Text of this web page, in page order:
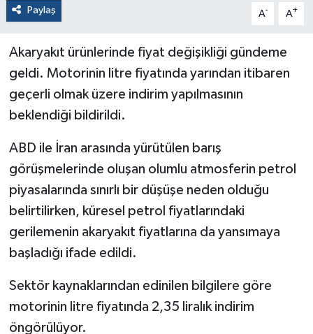
Paylaş A- A+
Akaryakıt ürünlerinde fiyat değişikliği gündeme
geldi. Motorinin litre fiyatında yarından itibaren
geçerli olmak üzere indirim yapılmasının
beklendiği bildirildi.
ABD ile İran arasında yürütülen barış
görüşmelerinde oluşan olumlu atmosferin petrol
piyasalarında sınırlı bir düşüşe neden olduğu
belirtilirken, küresel petrol fiyatlarındaki
gerilemenin akaryakıt fiyatlarına da yansımaya
başladığı ifade edildi.
Sektör kaynaklarından edinilen bilgilere göre
motorinin litre fiyatında 2,35 liralık indirim
öngörülüyor.